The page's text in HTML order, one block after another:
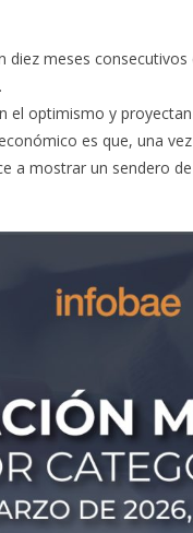
meses
el optimismo y
es que, una
a mostrar un sendero